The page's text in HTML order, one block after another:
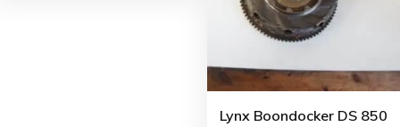
Lynx Boondocker DS 850